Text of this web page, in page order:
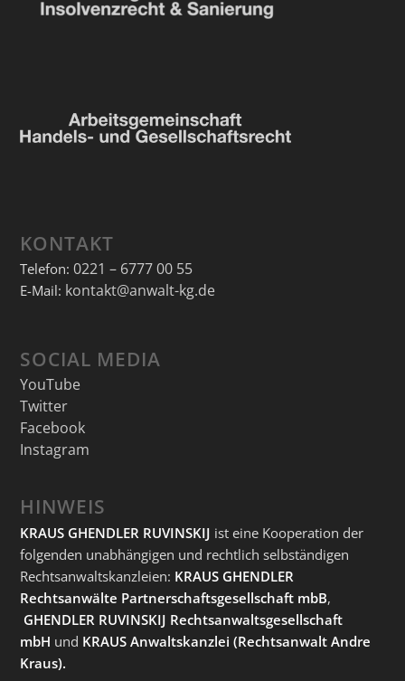
KONTAKT
Telefon: 0221 – 6777 00 55
E-Mail: kontakt@anwalt-kg.de
SOCIAL MEDIA
YouTube
Twitter
Facebook
Instagram
HINWEIS
KRAUS GHENDLER RUVINSKIJ ist eine Kooperation der
folgenden unabhängigen und rechtlich selbständigen
Rechtsanwaltskanzleien: KRAUS GHENDLER
Rechtsanwälte Partnerschaftsgesellschaft mbB,
GHENDLER RUVINSKIJ Rechtsanwaltsgesellschaft
mbH und KRAUS Anwaltskanzlei (Rechtsanwalt Andre
Kraus).